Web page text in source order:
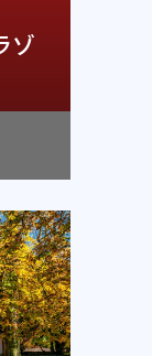
ゾ